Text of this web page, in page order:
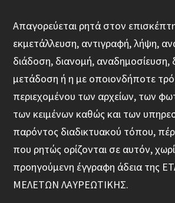
Απαγορεύεται ρητά στον
εκμετάλλευση, αντιγραφή, λήψη,
διάδοση, διανομή, αναδημοσίευση,
μετάδοση ή η με οποιονδήποτε
περιεχομένου των αρχείων, των
των κειμένων καθώς και των
παρόντος διαδικτυακού τόπου,
που ρητώς ορίζονται σε αυτόν,
προηγούμενη έγγραφη άδεια της
ΜΕΛΕΤΩΝ ΛΑΥΡΕΩΤΙΚΗΣ.